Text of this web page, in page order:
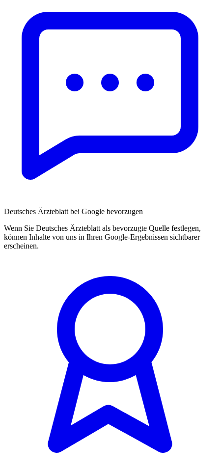
Deutsches Ärzteblatt bei Google bevorzugen
Wenn Sie Deutsches Ärzteblatt als bevorzugte Quelle festlegen,
können Inhalte von uns in Ihren Google-Ergebnissen sichtbarer
erscheinen.